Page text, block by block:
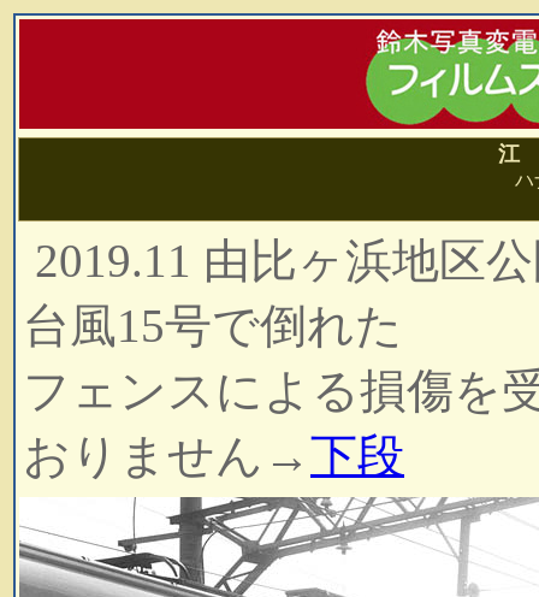
江
ハ
2019.11 由比ヶ浜地区
台風15号で倒れた
フェンスによる損傷を
おりません→下段